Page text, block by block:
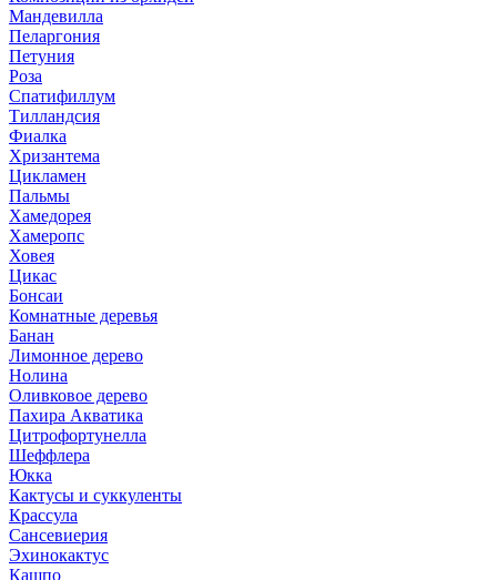
Мандевилла
Пеларгония
Петуния
Роза
Спатифиллум
Тилландсия
Фиалка
Хризантема
Цикламен
Пальмы
Хамедорея
Хамеропс
Ховея
Цикас
Бонсаи
Комнатные деревья
Банан
Лимонное дерево
Нолина
Оливковое дерево
Пахира Акватика
Цитрофортунелла
Шеффлера
Юкка
Кактусы и суккуленты
Крассула
Сансевиерия
Эхинокактус
Кашпо